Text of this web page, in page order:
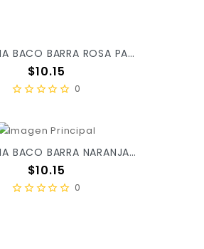
PLASTILINA BACO BARRA ROSA PASTEL 53 X/100
Precio
$10.15
0
PLASTILINA BACO BARRA NARANJA 52 X/100
Precio
$10.15
0